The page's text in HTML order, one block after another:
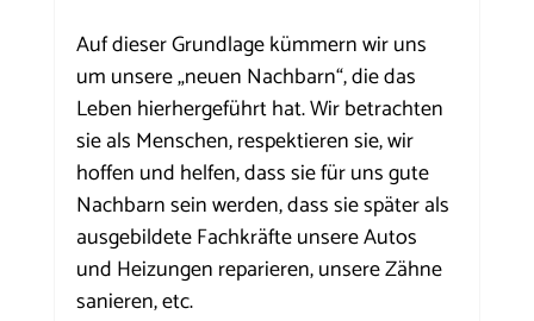
Auf dieser Grundlage kümmern wir uns
um unsere „neuen Nachbarn“, die das
Leben hierhergeführt hat. Wir betrachten
sie als Menschen, respektieren sie, wir
hoffen und helfen, dass sie für uns gute
Nachbarn sein werden, dass sie später als
ausgebildete Fachkräfte unsere Autos
und Heizungen reparieren, unsere Zähne
sanieren, etc.